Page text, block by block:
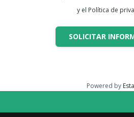
y el Política de
SOLICITAR
Powered by